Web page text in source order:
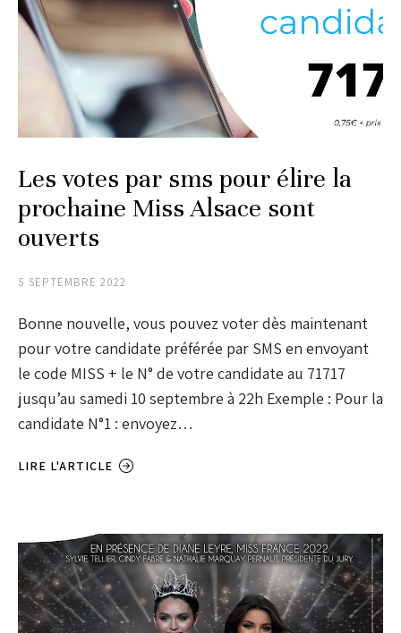
Les votes par sms pour élire la
prochaine Miss Alsace sont
ouverts
5 SEPTEMBRE 2022
Bonne nouvelle, vous pouvez voter dès maintenant
pour votre candidate préférée par SMS en envoyant
le code MISS + le N° de votre candidate au 71717
jusqu’au samedi 10 septembre à 22h Exemple : Pour la
candidate N°1 : envoyez…
LIRE L'ARTICLE